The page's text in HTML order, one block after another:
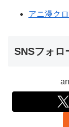
アニ漫ク
SNSフォロ